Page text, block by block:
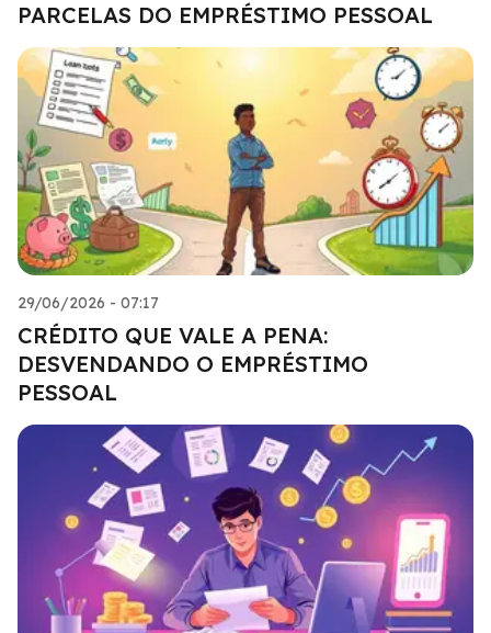
PARCELAS DO EMPRÉSTIMO PESSOAL
29/06/2026 - 07:17
CRÉDITO QUE VALE A PENA:
DESVENDANDO O EMPRÉSTIMO
PESSOAL